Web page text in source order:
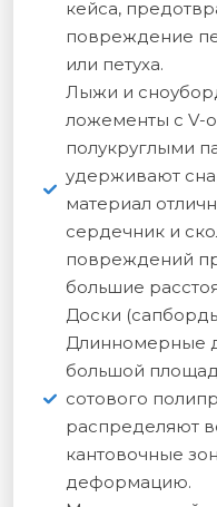
кейса,
повреждение
или петуха.
Лыжи и
ложементы с V-
полукруглыми
удерживают
материал
сердечник и
повреждений
большие
Доски
Длинномерные
большой
сотового
распределяют
кантовочные
деформацию.